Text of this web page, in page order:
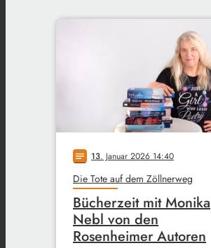
notes 13. Januar 2026 14:40
Die Tote auf dem Zöllnerweg
Bücherzeit mit Monika
Nebl von den
Rosenheimer Autoren